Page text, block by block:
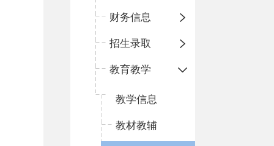
财务信息
招生录取
教育教学
教学信息
教材教辅